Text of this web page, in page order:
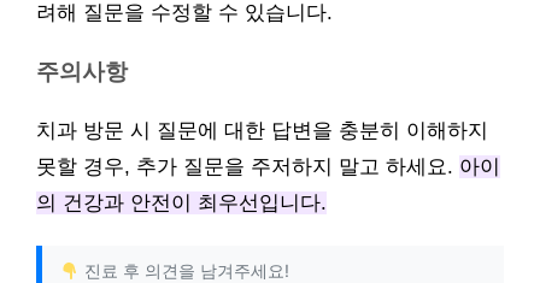
려해 질문을 수정할 수 있습니다.
주의사항
치과 방문 시 질문에 대한 답변을 충분히 이해하지
못할 경우, 추가 질문을 주저하지 말고 하세요. 아이
의 건강과 안전이 최우선입니다.
진료 후 의견을 남겨주세요!